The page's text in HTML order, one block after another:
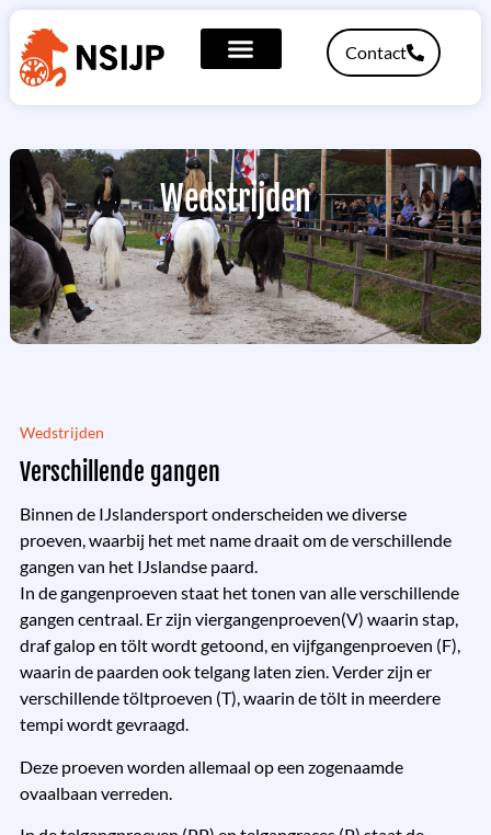
Contact
Wedstrijden
Wedstrijden
Verschillende gangen
Binnen de IJslandersport onderscheiden we diverse
proeven, waarbij het met name draait om de verschillende
gangen van het IJslandse paard.
In de gangenproeven staat het tonen van alle verschillende
gangen centraal. Er zijn viergangenproeven(V) waarin stap,
draf galop en tölt wordt getoond, en vijfgangenproeven (F),
waarin de paarden ook telgang laten zien. Verder zijn er
verschillende töltproeven (T), waarin de tölt in meerdere
tempi wordt gevraagd.
Deze proeven worden allemaal op een zogenaamde
ovaalbaan verreden.